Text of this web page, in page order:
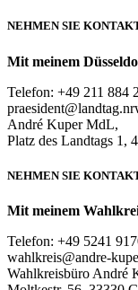
NEHMEN SIE
Mit meinem
Telefon: +49 211 884
André Kuper MdL,
Platz des Landtags 1,
NEHMEN SIE
Mit meinem
Telefon: +49 5241
wahlkreis@andre-
Wahlkreisbüro André